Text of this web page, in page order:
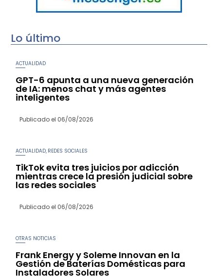
Lo último
ACTUALIDAD
GPT-6 apunta a una nueva generación
de IA: menos chat y más agentes
inteligentes
Publicado el 06/08/2026
ACTUALIDAD REDES SOCIALES
TikTok evita tres juicios por adicción
mientras crece la presión judicial sobre
las redes sociales
Publicado el 06/08/2026
OTRAS NOTICIAS
Frank Energy y Soleme Innovan en la
Gestión de Baterías Domésticas para
Instaladores Solares